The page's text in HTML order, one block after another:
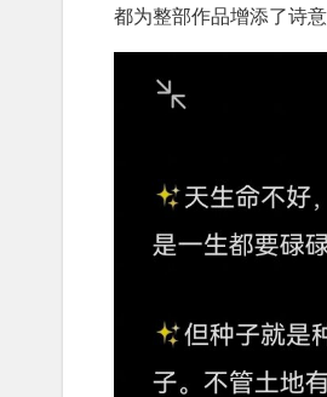
都为整部作品增添了诗